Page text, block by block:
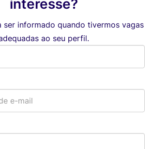
interesse?
ser informado quando tivermos vagas
ao seu perfil.